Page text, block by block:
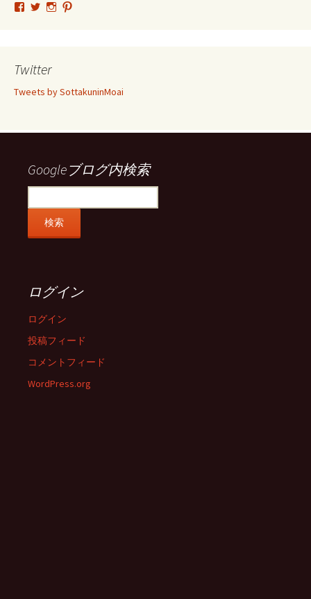
tsutomu.hattori.33
フ
ー
SottakuninMoai
フ
ー
tsutomu.hattori.33
ー ー
示
Twitter
Tweets by SottakuninMoai
Googleブログ内検索
ログイン
ログイン
投稿フィード
コメントフィード
WordPress.org